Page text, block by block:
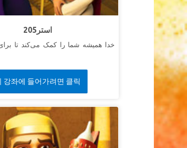
205استر
خدا همیشه شما را کمک می‌کند تا
강좌에 들어가려면 클릭